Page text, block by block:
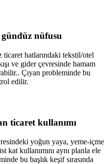
nüfusu
hatlarındaki tekstil/otel
ve gider çevresinde hamam
Çıyan probleminde bu
edilir.
ticaret kullanımı
yoğun yaya, yeme-içme
kat kullanımını aynı planla ele
bu başlık keşif sırasında